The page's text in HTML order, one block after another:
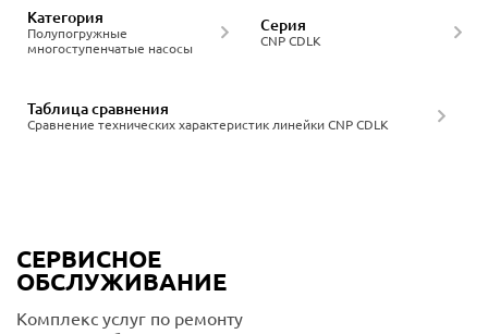
Полупогружные
многоступенчатые насосы
Категория
CNP CDLK
Серия
Сравнение технических характеристик линейки CNP CDLK
Таблица сравнения
СЕРВИСНОЕ
ОБСЛУЖИВАНИЕ
Комплекс услуг по ремонту